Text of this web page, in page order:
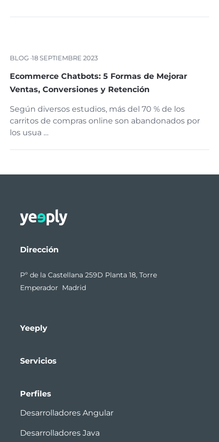
BLOG ·18 SEPTIEMBRE 2023
Ecommerce Chatbots: 5 Formas de Mejorar
Ventas, Conversiones y Retención
Según diversos estudios, más del 70 % de los
carritos de compras online son abandonados por
los usua …
Dirección
Pº de la Castellana 259D Planta 18, Torre
Emperador Madrid
Yeeply
Servicios
Perfiles
Desarrolladores Angular
Desarrolladores Java